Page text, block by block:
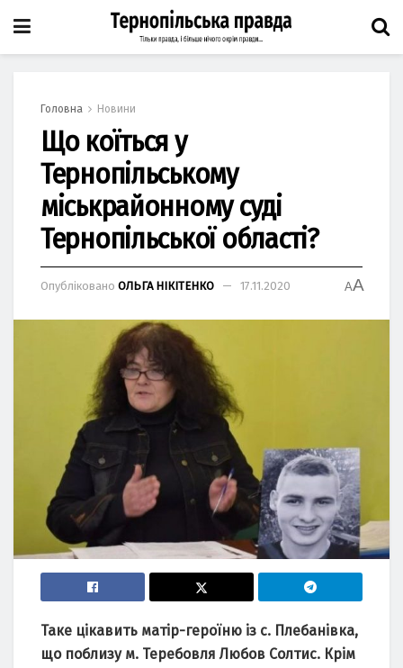
Головна Новини
Що коїться у
Тернопільському
міськрайонному суді
Тернопільської області?
Опубліковано ОЛЬГА НІКІТЕНКО 17.11.2020 AA
Таке цікавить матір-героїню із с. Плебанівка,
що поблизу м. Теребовля Любов Солтис. Крім